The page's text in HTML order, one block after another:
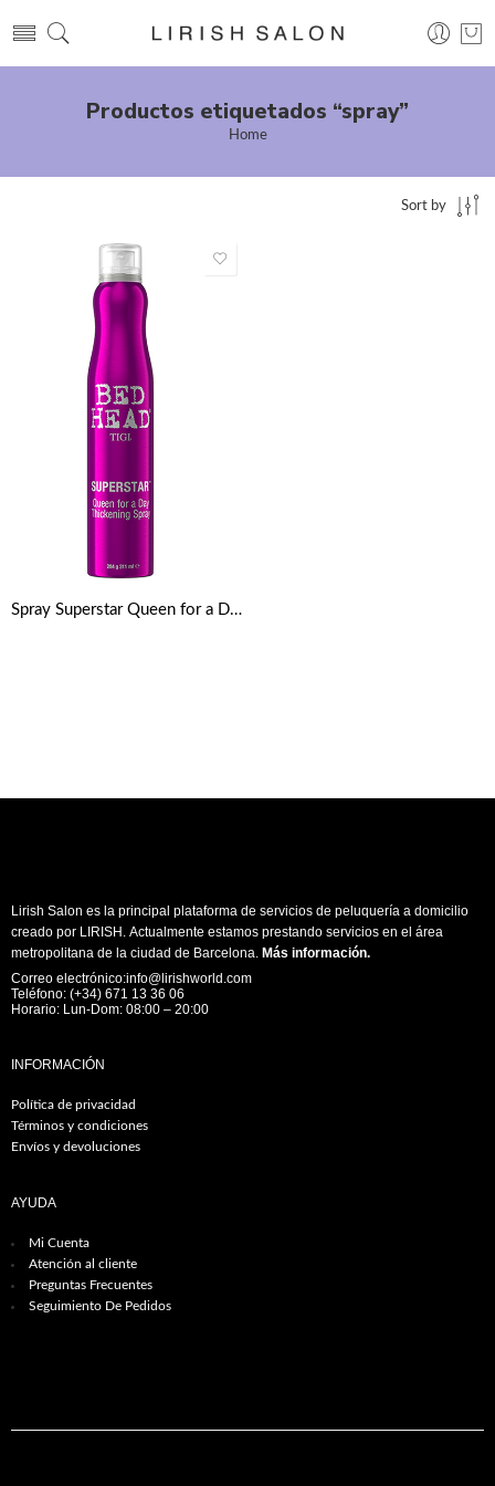
Productos etiquetados “spray”
Home
Sort by
Spray Superstar Queen for a Day Thickening 311ml de TIGI Bed Head
Lirish Salon es la principal plataforma de servicios de peluquería a domicilio
creado por LIRISH. Actualmente estamos prestando servicios en el área
metropolitana de la ciudad de Barcelona. Más información.
Correo electrónico:info@lirishworld.com
Teléfono: (+34) 671 13 36 06
Horario: Lun-Dom: 08:00 – 20:00
INFORMACIÓN
Política de privacidad
Términos y condiciones
Envíos y devoluciones
AYUDA
Mi Cuenta
Atención al cliente
Preguntas Frecuentes
Seguimiento De Pedidos